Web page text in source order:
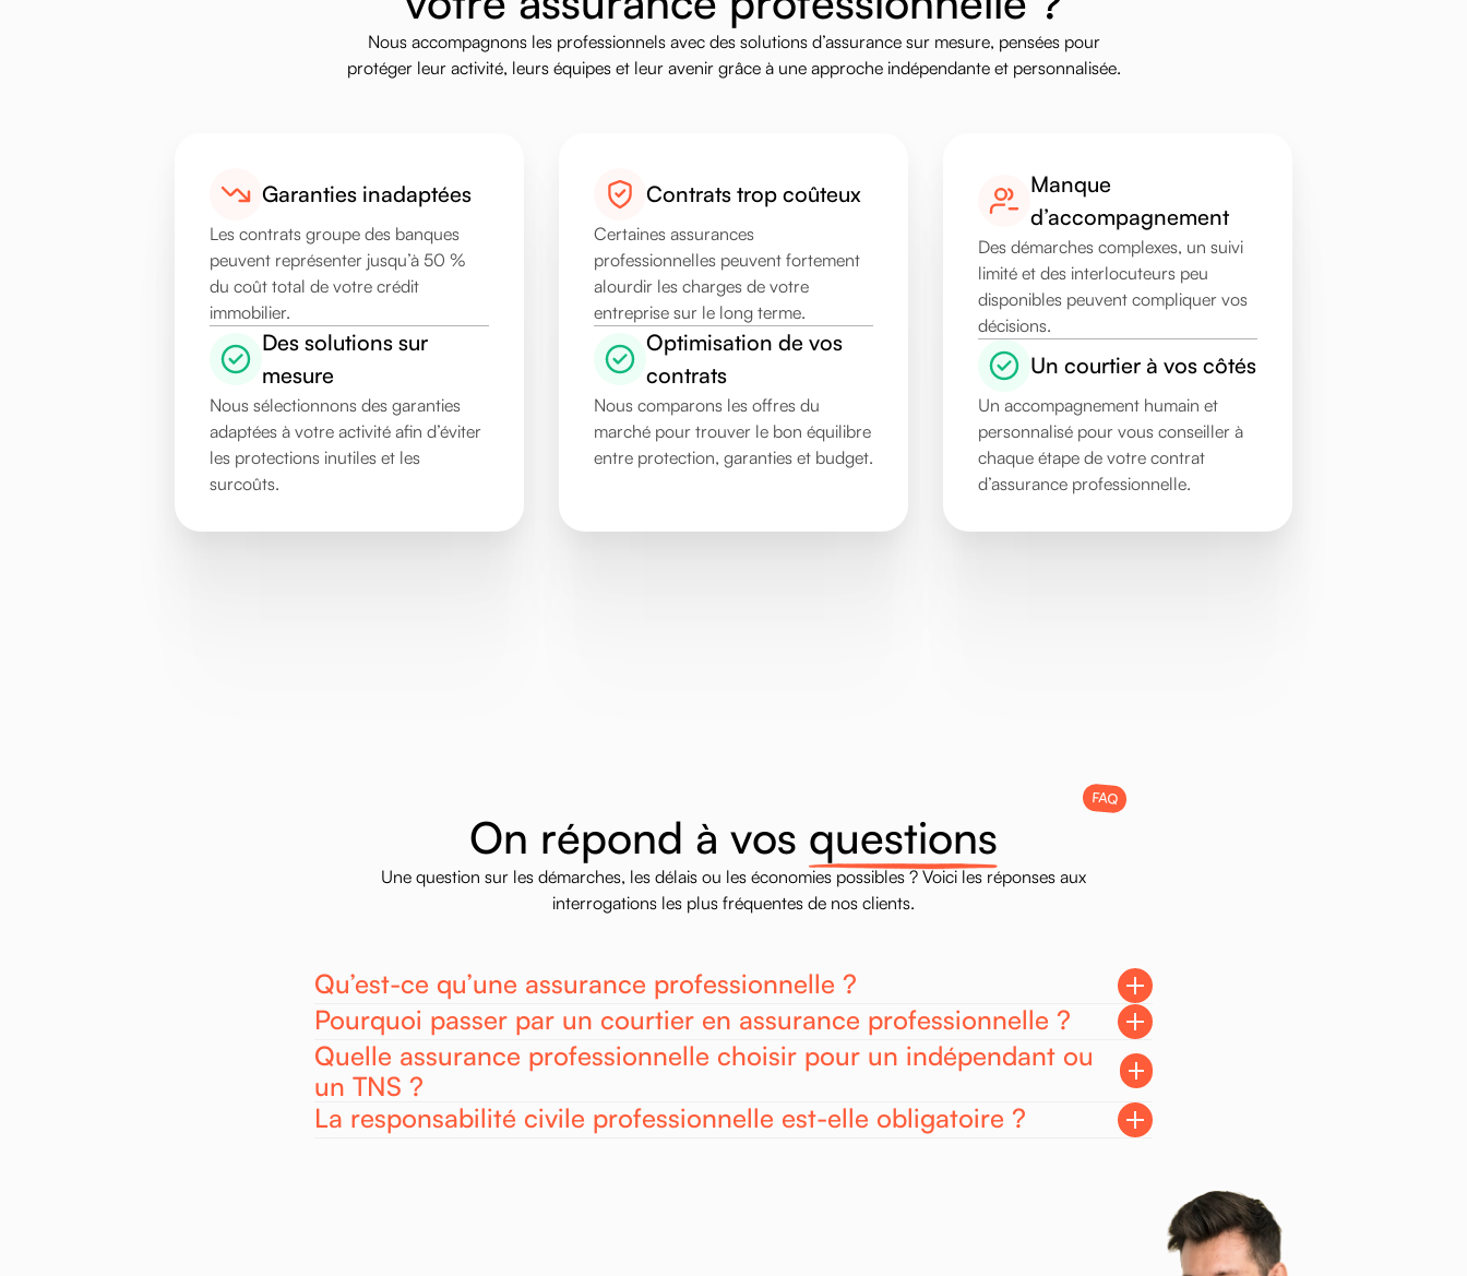
Nous accompagnons les professionnels avec des solutions d’assurance sur mesure, pensées pour
protéger leur activité, leurs équipes et leur avenir grâce à une approche indépendante et personnalisée.
Garanties inadaptées
Les contrats groupe des banques
peuvent représenter jusqu’à 50 %
du coût total de votre crédit
immobilier.
Des solutions sur
mesure
Nous sélectionnons des garanties
adaptées à votre activité afin d’éviter
les protections inutiles et les
surcoûts.
Contrats trop coûteux
Certaines assurances
professionnelles peuvent fortement
alourdir les charges de votre
entreprise sur le long terme.
Optimisation de vos
contrats
Nous comparons les offres du
marché pour trouver le bon équilibre
entre protection, garanties et budget.
Manque
d’accompagnement
Des démarches complexes, un suivi
limité et des interlocuteurs peu
disponibles peuvent compliquer vos
décisions.
Un courtier à vos côtés
Un accompagnement humain et
personnalisé pour vous conseiller à
chaque étape de votre contrat
d’assurance professionnelle.
On répond à vos questions
Une question sur les démarches, les délais ou les économies possibles ? Voici les réponses aux
interrogations les plus fréquentes de nos clients.
FAQ
Qu’est-ce qu’une assurance professionnelle ?
Pourquoi passer par un courtier en assurance professionnelle ?
Quelle assurance professionnelle choisir pour un indépendant ou
un TNS ?
La responsabilité civile professionnelle est-elle obligatoire ?